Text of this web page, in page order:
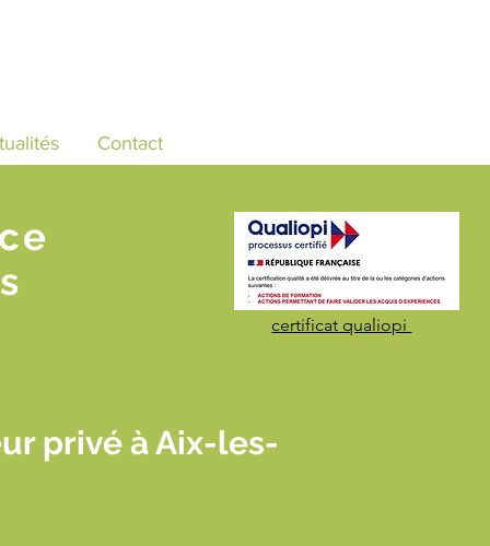
Contact
certificat qualiopi
privé à Aix-les-